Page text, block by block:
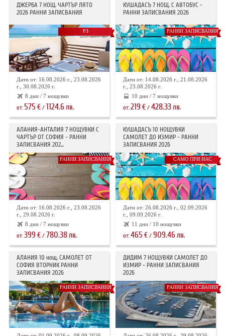
ДЖЕРБА 7 НОЩ. ЧАРТЪР ЛЯТО
2026 РАННИ ЗАПИСВАНИЯ
РЗ
Дати от: 16.08.2026 г., 23.08.2026
г., 30.08.2026 г.
8 дни / 7 нощувки
от: 575 €/ 1124.6лв.
КУШАДАСЪ 7 НОЩ. С АВТОБУС -
РАННИ ЗАПИСВАНИЯ 2026
РАННИ ЗАПИСВАНИЯ
Дати от: 14.08.2026 г., 21.08.2026
г., 23.08.2026 г.
10 дни / 7 нощувки
от:219 € /428.33лв.
АЛАНИЯ-АНТАЛИЯ 7 НОЩУВКИ С
ЧАРТЪР ОТ СОФИЯ - РАННИ
ЗАПИСВАНИЯ 202...
РАННИ ЗАПИСВАНИЯ
Дати от: 16.08.2026 г., 23.08.2026
г., 29.08.2026 г.
8 дни / 7 нощувки
от: 399 €/ 780.38лв.
КУШАДАСЪ 10 НОЩУВКИ
САМОЛЕТ ДО ИЗМИР - РАННИ
ЗАПИСВАНИЯ 2026
САМО ПРИ НАС
Дати от: 26.08.2026 г., 02.09.2026
г., 09.09.2026 г.
11 дни / 10 нощувки
от:465 € /909.46лв.
АЛАНИЯ 10 нощ. САМОЛЕТ ОТ
СОФИЯ ВТОРНИК РАННИ
ЗАПИСВАНИЯ 2026
РАННИ ЗАПИСВАНИЯ
ДИДИМ 7 НОЩУВКИ САМОЛЕТ ДО
ИЗМИР - РАННИ ЗАПИСВАНИЯ
2026
РАННИ ЗАПИСВАНИЯ